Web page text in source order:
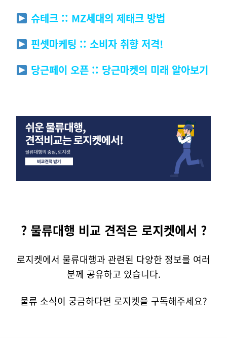
슈테크 :: MZ세대의 제태크 방법
핀셋마케팅 :: 소비자 취향 저격!
당근페이 오픈 :: 당근마켓의 미래 알아보기
? 물류대행 비교 견적은 로지켓에서 ?
로지켓에서 물류대행과 관련된 다양한 정보를 여러
분께 공유하고 있습니다.
물류 소식이 궁금하다면 로지켓을 구독해주세요?